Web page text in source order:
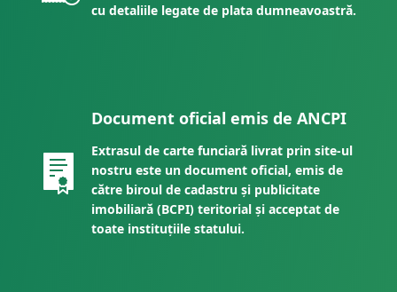
cu detaliile legate de plata dumneavoastră.
Document oficial emis de ANCPI
Extrasul de carte funciară livrat prin site-ul
nostru este un document oficial, emis de
către biroul de cadastru și publicitate
imobiliară (BCPI) teritorial și acceptat de
toate instituțiile statului.